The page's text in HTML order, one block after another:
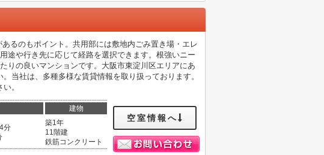
るのもポイント。共用部には敷地内ごみ置き場・エレ
途や行き先に応じて経路を選択できます。根強いニー
りの良いマンションです。大阪市東淀川区エリアにあ
当社は、多種多様な賃貸情報を取り扱っております。
。
建物
分
築1年
11階建
鉄筋コンクリート
空室情報へ